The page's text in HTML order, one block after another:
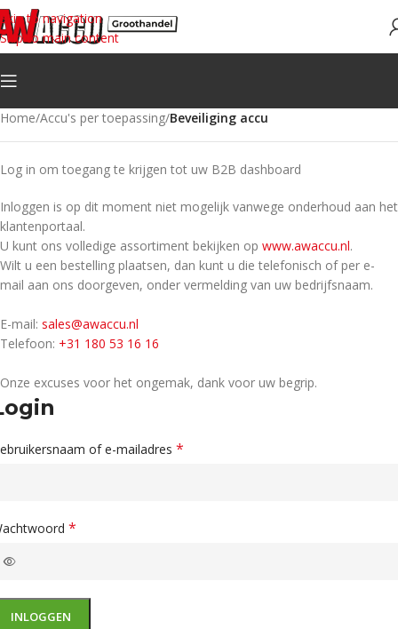
Skip to navigation
Skip to main content
Home/Accu's per toepassing/Beveiliging accu
Log in om toegang te krijgen tot uw B2B dashboard
Inloggen is op dit moment niet mogelijk vanwege onderhoud aan het
klantenportaal.
U kunt ons volledige assortiment bekijken op www.awaccu.nl.
Wilt u een bestelling plaatsen, dan kunt u die telefonisch of per e-
mail aan ons doorgeven, onder vermelding van uw bedrijfsnaam.
E-mail: sales@awaccu.nl
Telefoon: +31 180 53 16 16
Onze excuses voor het ongemak, dank voor uw begrip.
of e-mailadres *
*
INLOGGEN